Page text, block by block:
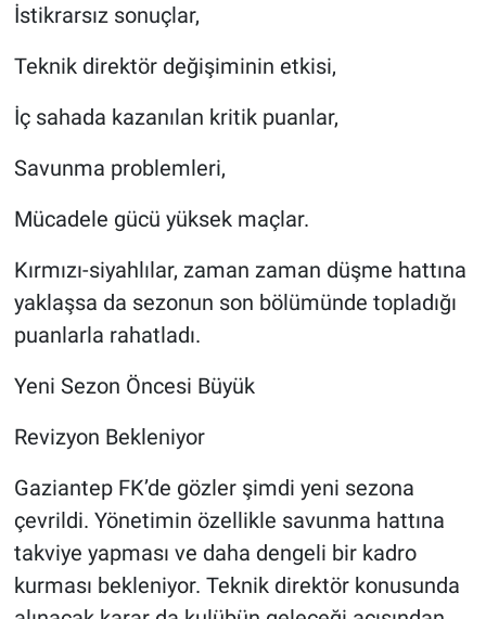
İstikrarsız sonuçlar,
Teknik direktör değişiminin etkisi,
İç sahada kazanılan kritik puanlar,
Savunma problemleri,
Mücadele gücü yüksek maçlar.
Kırmızı-siyahlılar, zaman zaman düşme hattına
yaklaşsa da sezonun son bölümünde topladığı
puanlarla rahatladı.
Yeni Sezon Öncesi Büyük
Revizyon Bekleniyor
Gaziantep FK’de gözler şimdi yeni sezona
çevrildi. Yönetimin özellikle savunma hattına
takviye yapması ve daha dengeli bir kadro
kurması bekleniyor. Teknik direktör konusunda